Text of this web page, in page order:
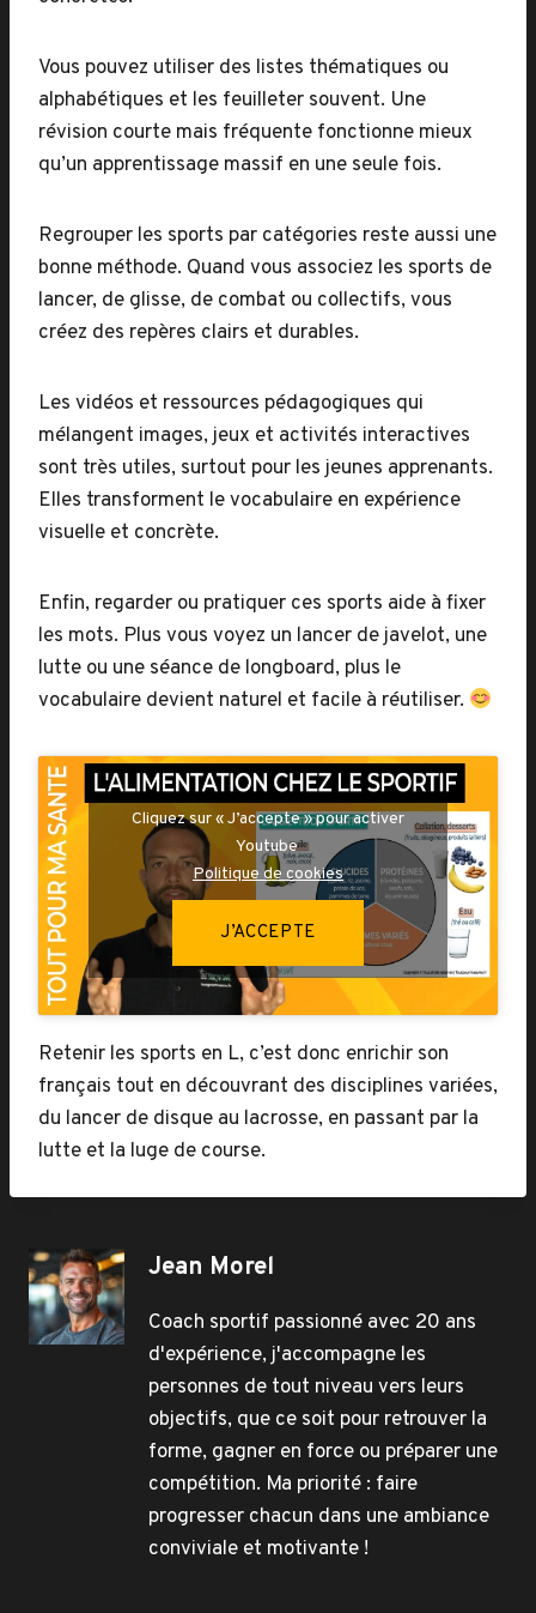
Vous pouvez utiliser des listes thématiques ou
alphabétiques et les feuilleter souvent. Une
révision courte mais fréquente fonctionne mieux
qu’un apprentissage massif en une seule fois.
Regrouper les sports par catégories reste aussi une
bonne méthode. Quand vous associez les sports de
lancer, de glisse, de combat ou collectifs, vous
créez des repères clairs et durables.
Les vidéos et ressources pédagogiques qui
mélangent images, jeux et activités interactives
sont très utiles, surtout pour les jeunes apprenants.
Elles transforment le vocabulaire en expérience
visuelle et concrète.
Enfin, regarder ou pratiquer ces sports aide à fixer
les mots. Plus vous voyez un lancer de javelot, une
lutte ou une séance de longboard, plus le
vocabulaire devient naturel et facile à réutiliser.
Cliquez sur « J’accepte » pour activer
Youtube
Politique de cookies
J’ACCEPTE
Retenir les sports en L, c’est donc enrichir son
français tout en découvrant des disciplines variées,
du lancer de disque au lacrosse, en passant par la
lutte et la luge de course.
Jean Morel
Coach sportif passionné avec 20 ans
d'expérience, j'accompagne les
personnes de tout niveau vers leurs
objectifs, que ce soit pour retrouver la
forme, gagner en force ou préparer une
compétition. Ma priorité : faire
progresser chacun dans une ambiance
conviviale et motivante !